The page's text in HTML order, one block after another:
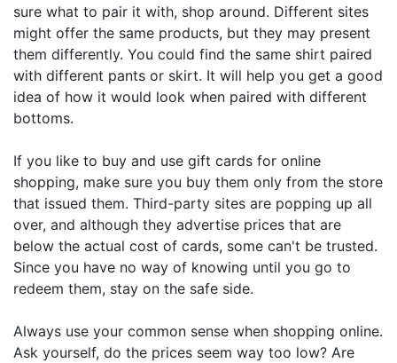
sure what to pair it with, shop around. Different sites
might offer the same products, but they may present
them differently. You could find the same shirt paired
with different pants or skirt. It will help you get a good
idea of how it would look when paired with different
bottoms.
If you like to buy and use gift cards for online
shopping, make sure you buy them only from the store
that issued them. Third-party sites are popping up all
over, and although they advertise prices that are
below the actual cost of cards, some can't be trusted.
Since you have no way of knowing until you go to
redeem them, stay on the safe side.
Always use your common sense when shopping online.
Ask yourself, do the prices seem way too low? Are